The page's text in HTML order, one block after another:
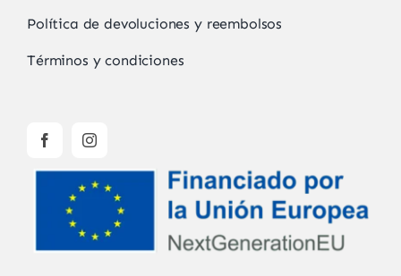
Política de devoluciones y reembolsos
Términos y condiciones